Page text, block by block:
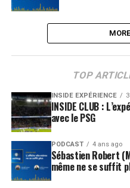
TOP
INSIDE EXPÉRIENCE
INSIDE CLUB :
avec le PSG
PODCAST 4 ans ago
Sébastien Robert
même ne se suffit